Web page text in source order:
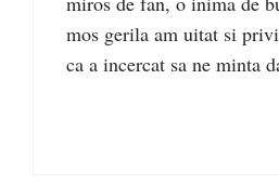
mos gerila am uitat si
ca a incercat sa ne minta